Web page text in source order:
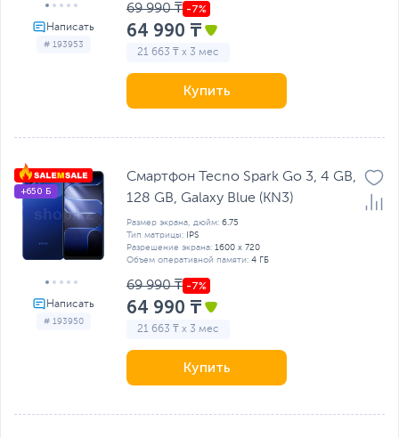
# 193953
69 990 ₸
64 990 ₸
21 663 ₸ x 3 мес
Купить
# 193950
+650 Б
Смартфон Tecno Spark Go 3, 4 GB,
128 GB, Galaxy Blue (KN3)
Размер экрана, дюйм: 6.75
Тип матрицы:
IPS
Разрешение экрана: 1600 x 720
Объем оперативной памяти: 4 ГБ
69 990 ₸
64 990 ₸
21 663 ₸ x 3 мес
Купить